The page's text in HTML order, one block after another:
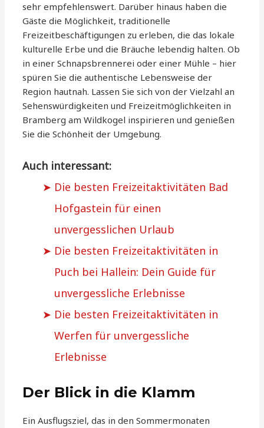
sehr empfehlenswert. Darüber hinaus haben die
Gäste die Möglichkeit, traditionelle
Freizeitbeschäftigungen zu erleben, die das lokale
kulturelle Erbe und die Bräuche lebendig halten. Ob
in einer Schnapsbrennerei oder einer Mühle – hier
spüren Sie die authentische Lebensweise der
Region hautnah. Lassen Sie sich von der Vielzahl an
Sehenswürdigkeiten und Freizeitmöglichkeiten in
Bramberg am Wildkogel inspirieren und genießen
Sie die Schönheit der Umgebung.
Auch interessant:
Die besten Freizeitaktivitäten Bad
Hofgastein für einen
unvergesslichen Urlaub
Die besten Freizeitaktivitäten in
Puch bei Hallein: Dein Guide für
unvergessliche Erlebnisse
Die besten Freizeitaktivitäten in
Werfen für unvergessliche
Erlebnisse
Der Blick in die Klamm
Ein Ausflugsziel, das in den Sommermonaten